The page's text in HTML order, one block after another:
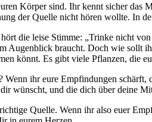
Körper sind. Ihr kennt sicher das
der Quelle nicht hören wollte. In
die leise Stimme: „Trinke nicht
Augenblick braucht. Doch wie sollt
könnt. Es gibt viele Pflanzen, die
Wenn ihr eure Empfindungen
wünscht, und die dich über deine
Quelle. Wenn ihr also euer